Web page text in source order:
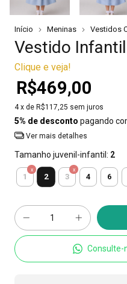
Início Meninas Vestidos
Vestido
Clique e veja!
R$469,00
4 x de R$117,25 sem juros
5% de desconto pagando
Ver mais detalhes
Tamanho juvenil-infantil: 2
1 2 3 4 6
Consulte-